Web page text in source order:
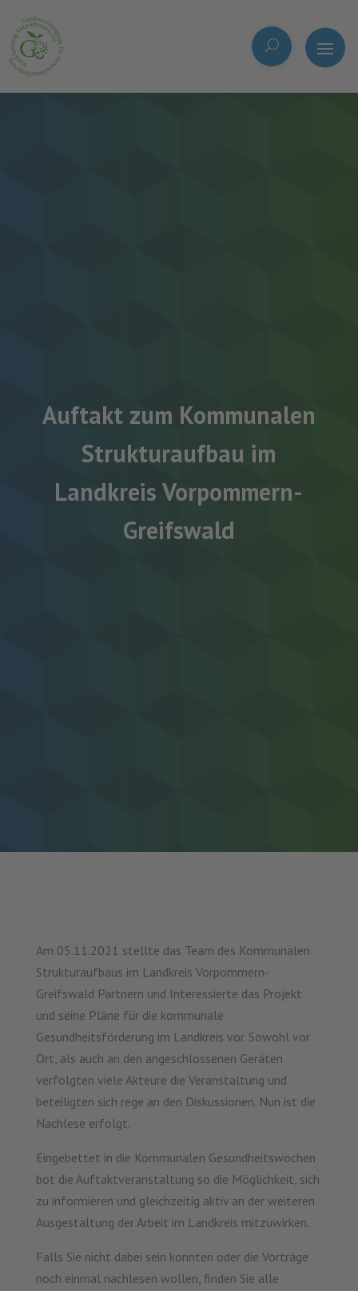
Auftakt zum Kommunalen
Strukturaufbau im
Landkreis Vorpommern-
Greifswald
Am 05.11.2021 stellte das Team des Kommunalen
Strukturaufbaus im Landkreis Vorpommern-
Greifswald Partnern und Interessierte das Projekt
und seine Pläne für die kommunale
Gesundheitsförderung im Landkreis vor. Sowohl vor
Ort, als auch an den angeschlossenen Geräten
verfolgten viele Akteure die Veranstaltung und
beteiligten sich rege an den Diskussionen. Nun ist die
Nachlese erfolgt.
Eingebettet in die Kommunalen Gesundheitswochen
bot die Auftaktveranstaltung so die Möglichkeit, sich
zu informieren und gleichzeitig aktiv an der weiteren
Ausgestaltung der Arbeit im Landkreis mitzuwirken.
Falls Sie nicht dabei sein konnten oder die Vorträge
noch einmal nachlesen wollen, finden Sie alle